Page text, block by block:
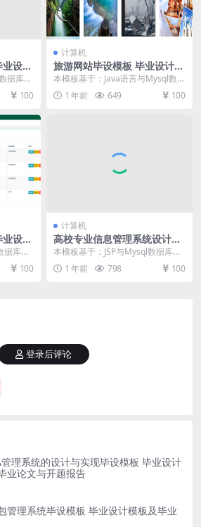
设计
据库开
管理
100
计算机
旅游网站毕设模板 毕业设计模
板及毕业论文
本模板基于：Java语言与Mysql数据
库开发 系统功能实现 用户信息管理
用户...1 年前 649 100
设计
据库开
分就是
100
计算机
高校专业信息管理系统设计与
实现毕设模板 毕业设计模板及
毕业论文与PPT开题报告
本模板基于：JSP与Mysql数据库开
发 系统功能实现 进入到这个环节，
也就可以...
1 年前 798 100
登录后评论
理系统的设计与实现毕设模板 毕业设计
业论文与开题报告
管理系统毕设模板 毕业设计模板及毕业